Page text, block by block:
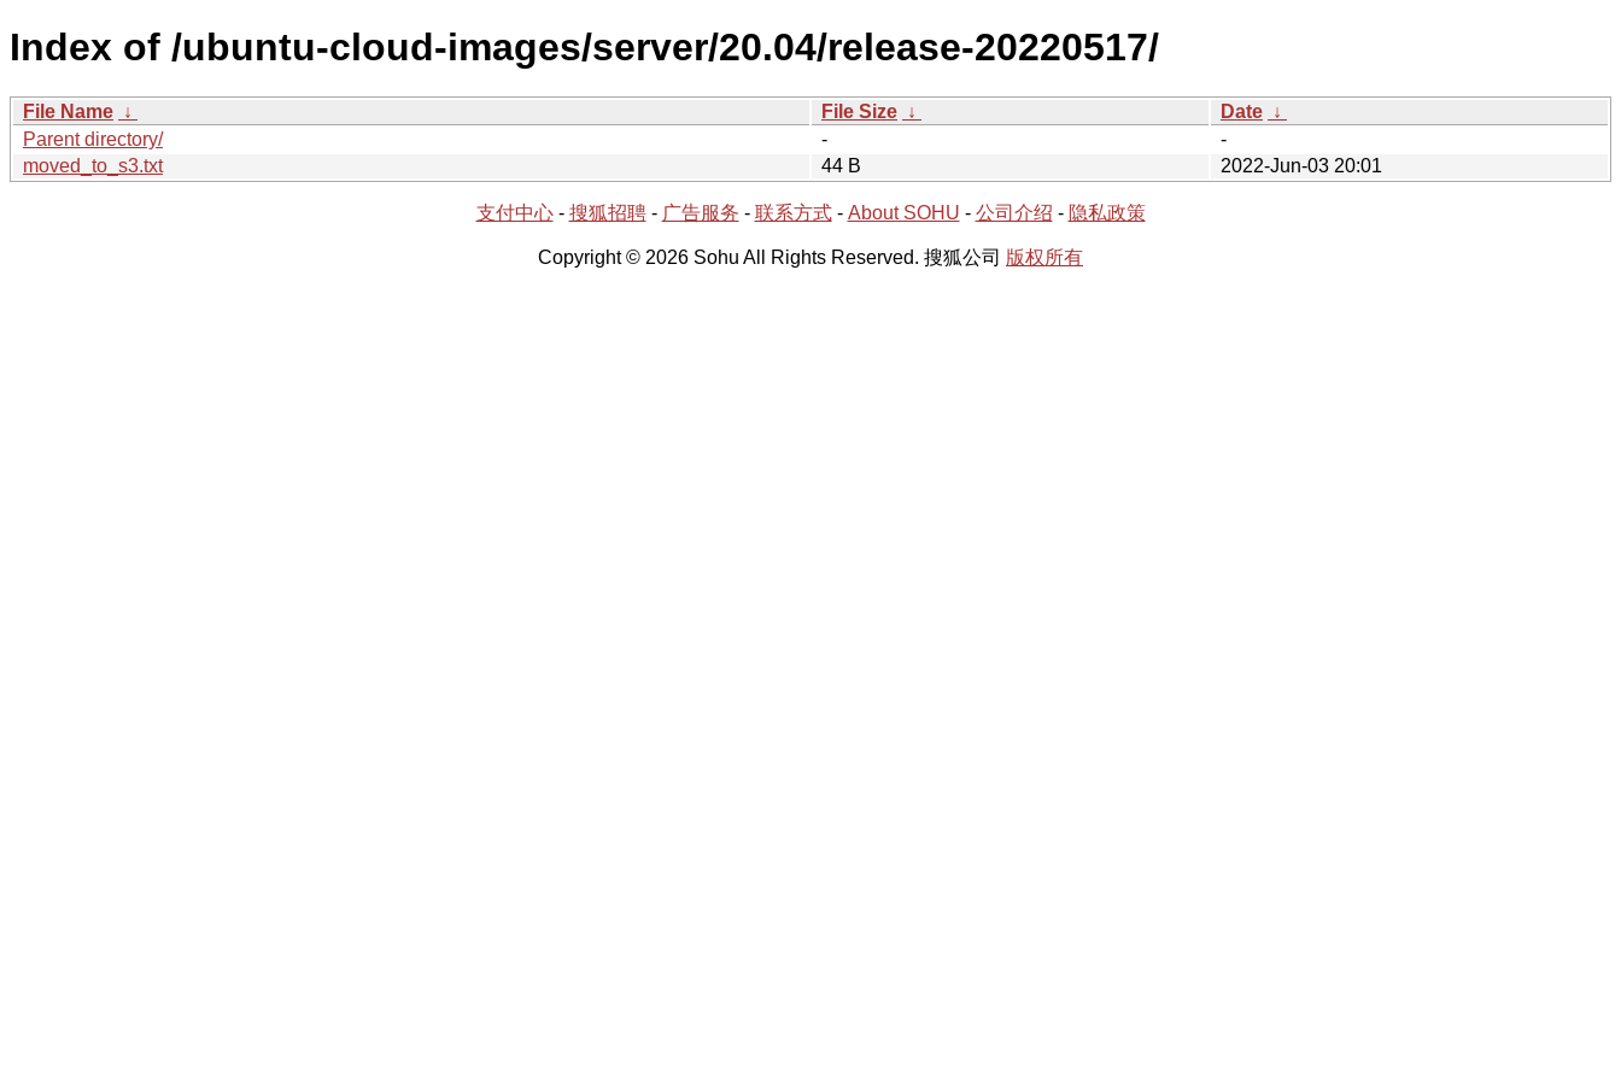
Index of /ubuntu-cloud-images/server/20.04/release-20220517/
File Name ↓ File Size ↓ Date ↓
Parent directory/
-
-
moved_to_s3.txt
44 B 2022-Jun-03 20:01
支付中心- 搜狐招聘- 广告服务 - 联系方式- About SOHU - 公司介绍 - 隐私政策
Copyright © 2026 Sohu All Rights Reserved. 搜狐公司 版权所有